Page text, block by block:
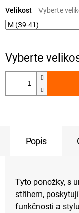
cena:
Velikost
Popis
Tyto ponožky, s
střihem,
funkčnosti a